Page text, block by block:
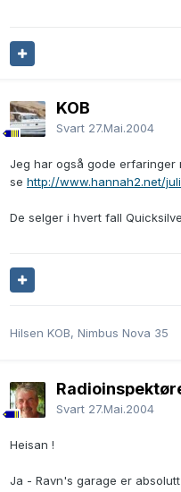
KOB
Svart 27.Mai.2004
Jeg har også gode erfaringer
se http://www.hannah2.net/
De selger i hvert fall
Hilsen KOB, Nimbus Nova 35
Svart 27.Mai.2004
Heisan !
Ja - Ravn's garage er